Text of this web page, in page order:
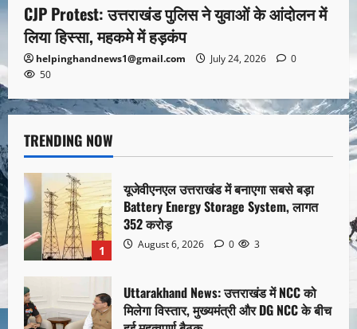
CJP Protest: उत्तराखंड पुलिस ने युवाओं के आंदोलन में
लिया हिस्सा, महकमे में हड़कंप
helpinghandnews1@gmail.com July 24, 2026
0
50
TRENDING NOW
1
यूजेवीएनएल उत्तराखंड में बनाएगा सबसे बड़ा
Battery Energy Storage System, लागत
352 करोड़
August 6, 2026 0 3
Uttarakhand News: उत्तराखंड में NCC को
मिलेगा विस्तार, मुख्यमंत्री और DG NCC के बीच